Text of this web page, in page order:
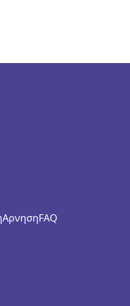
ΑρνησηFAQ